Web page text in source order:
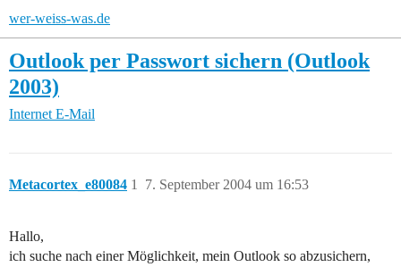
wer-weiss-was.de
Outlook per Passwort sichern (Outlook
2003)
Internet E-Mail
Metacortex_e80084 7. September 2004 um 16:53
1
Hallo,
ich suche nach einer Möglichkeit, mein Outlook so abzusichern,